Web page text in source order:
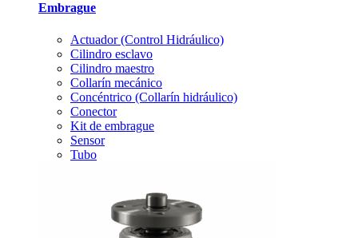
Embrague
Actuador (Control Hidráulico)
Cilindro esclavo
Cilindro maestro
Collarín mecánico
Concéntrico (Collarín hidráulico)
Conector
Kit de embrague
Sensor
Tubo